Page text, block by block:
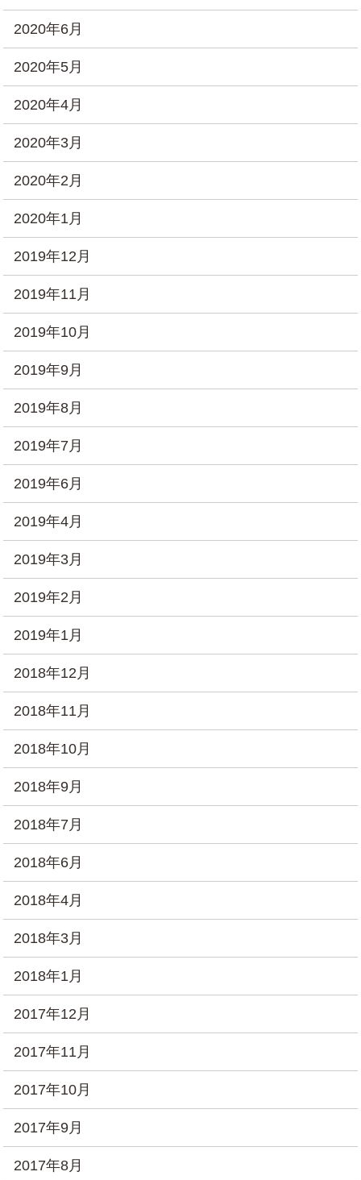
2020年6月
2020年5月
2020年4月
2020年3月
2020年2月
2020年1月
2019年12月
2019年11月
2019年10月
2019年9月
2019年8月
2019年7月
2019年6月
2019年4月
2019年3月
2019年2月
2019年1月
2018年12月
2018年11月
2018年10月
2018年9月
2018年7月
2018年6月
2018年4月
2018年3月
2018年1月
2017年12月
2017年11月
2017年10月
2017年9月
2017年8月